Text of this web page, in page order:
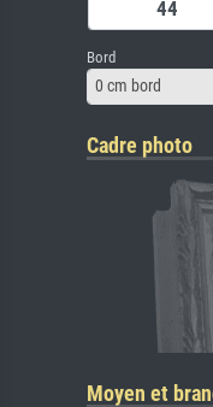
Bord
0 cm bord
Cadre photo
Moyen et